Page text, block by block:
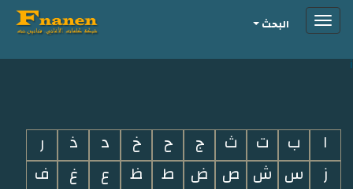
i
Toggleالبحث
ا ب ت ث ج ح خ د ذ
ر
ز
س ش ص ض ط ظ ع غ
ف